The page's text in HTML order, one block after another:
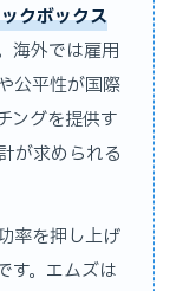
クボックス
海外では雇用
公平性が国際
ングを提供す
が求められる
率を押し上げ
す。エムズは